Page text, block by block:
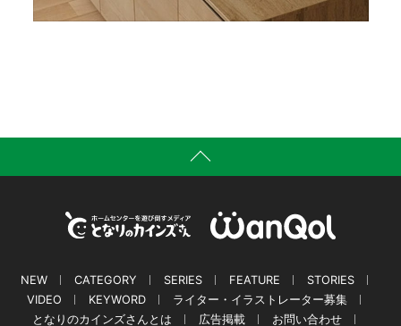
NEW CATEGORY SERIES FEATURE
STORIES
VIDEO
KEYWORD
ライター・イラストレーター募集
となりのカインズさんとは
広告掲載 お問い合わせ